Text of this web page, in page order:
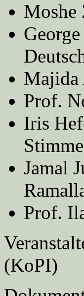
Moshe
Majida
Prof.
Iris
Jamal
Prof.
(KoPI)